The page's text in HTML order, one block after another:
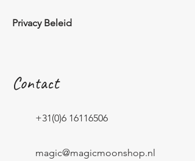
Privacy Beleid
Contact
+31(0)6 16116506
magic@magicmoonshop.nl